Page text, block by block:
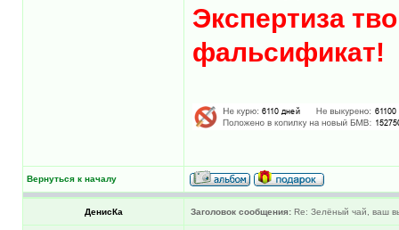
Экспертиза
фальсификат!
Вернуться к началу
ДенисКа Заголовок сообщения: Re: Зелёный чай, ваш